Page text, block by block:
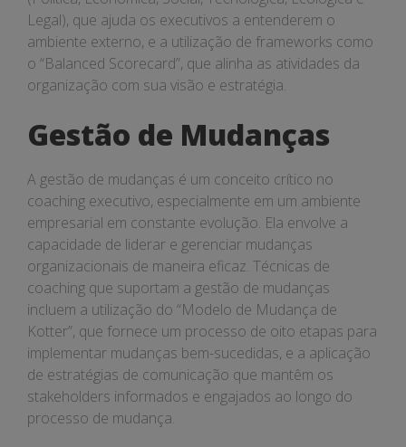
Legal), que ajuda os executivos a entenderem o
ambiente externo, e a utilização de frameworks como
o “Balanced Scorecard”, que alinha as atividades da
organização com sua visão e estratégia.
Gestão de Mudanças
A gestão de mudanças é um conceito crítico no
coaching executivo, especialmente em um ambiente
empresarial em constante evolução. Ela envolve a
capacidade de liderar e gerenciar mudanças
organizacionais de maneira eficaz. Técnicas de
coaching que suportam a gestão de mudanças
incluem a utilização do “Modelo de Mudança de
Kotter”, que fornece um processo de oito etapas para
implementar mudanças bem-sucedidas, e a aplicação
de estratégias de comunicação que mantêm os
stakeholders informados e engajados ao longo do
processo de mudança.